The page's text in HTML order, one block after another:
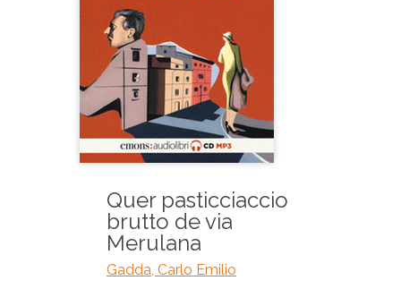
Quer pasticciaccio
brutto de via
Merulana
Gadda, Carlo Emilio